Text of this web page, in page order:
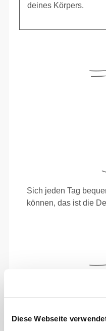
Diese Webseite
deines Körpers.
Sich jeden Tag
können, das ist die